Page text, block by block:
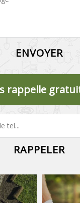
rappelle